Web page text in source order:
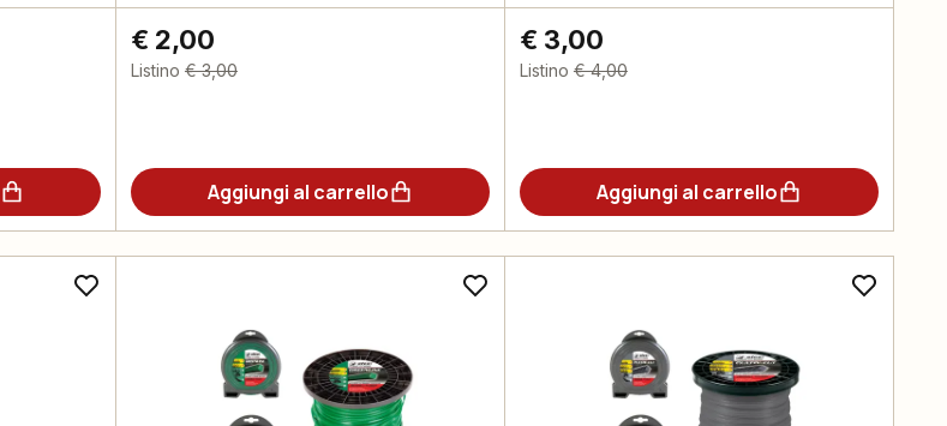
€ 2,00
Listino € 3,00
Aggiungi al carrello
€ 3,00
Listino € 4,00
Aggiungi al carrello